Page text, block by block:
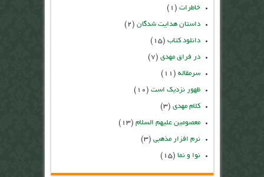
خاطرات (۱)
داستان هدایت شدگان (۲)
دانلود کتاب (۱۵)
در فراق مهدی (۷)
سرمقاله (۱۱)
ظهور نزدیک است (۱۰)
کلام مهدی (۳)
معصومین علیهم السلام (۱۳)
نرم افزار مذهبی (۳)
نوا و نما (۱۵)